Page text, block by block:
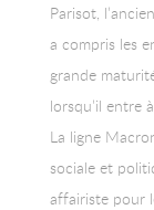
Parisot,
a compris les
grande
lorsqu’il entre à
La ligne
sociale et
affairiste pour